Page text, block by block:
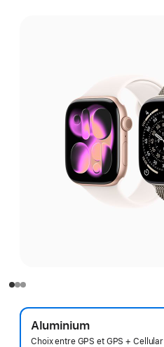
Aluminium
Choix entre GPS et GPS + Cellular